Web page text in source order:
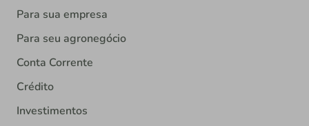
Para sua empresa
Para seu agronegócio
Conta Corrente
Crédito
Investimentos